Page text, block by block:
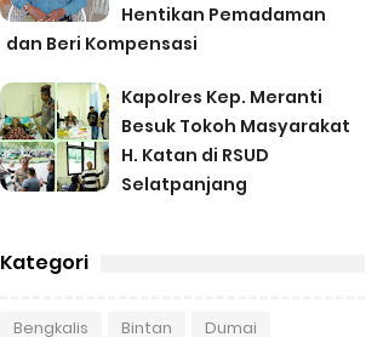
Hentikan Pemadaman
dan Beri Kompensasi
Kapolres Kep. Meranti
Besuk Tokoh Masyarakat
H. Katan di RSUD
Selatpanjang
Kategori
Bengkalis Bintan
Dumai